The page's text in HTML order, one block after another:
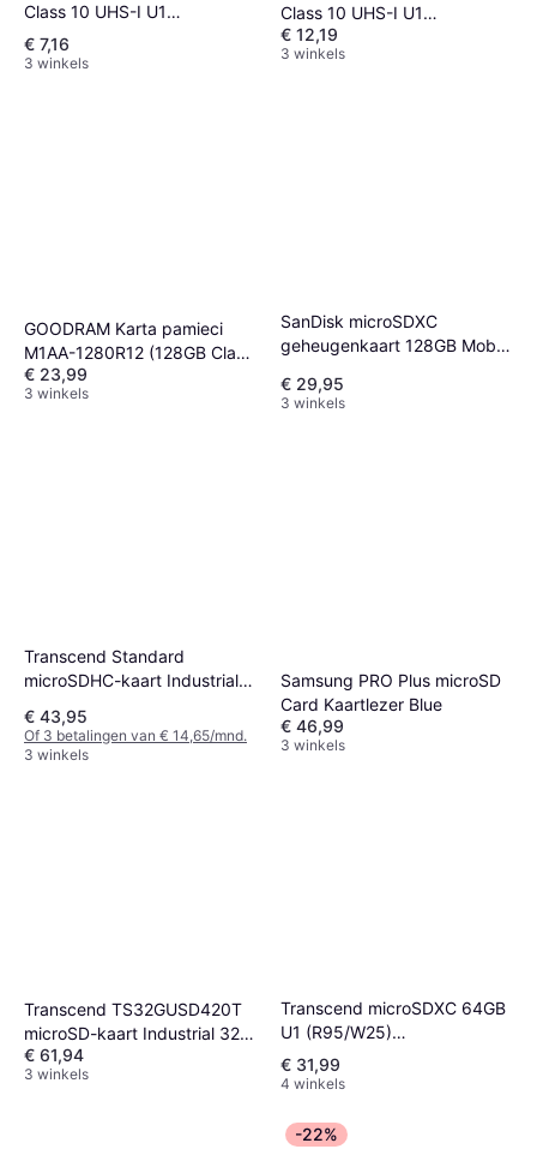
Class 10 UHS-I U1
100/10MB/s 16GB
€ 7,16
3 winkels
Class 10 UHS-I U1
100/10MB/s 32GB
€ 12,19
3 winkels
GOODRAM Karta pamieci
M1AA-1280R12 (128GB Class
1
€ 23,99
3 winkels
SanDisk microSDXC
geheugenkaart 128GB Mobile
€ 29,95
3 winkels
Transcend Standard
microSDHC-kaart Industrial
€ 43,95
Of 3 betalingen van € 14,65/mnd.
3 winkels
Samsung PRO Plus microSD
Card Kaartlezer Blue
€ 46,99
3 winkels
Transcend TS32GUSD420T
microSD-kaart Industrial 32
GB Class 10 UHS-I
€ 61,94
3 winkels
Transcend microSDXC 64GB
U1 (R95/W25)
Geheugenkaart
€ 31,99
4 winkels
-22%